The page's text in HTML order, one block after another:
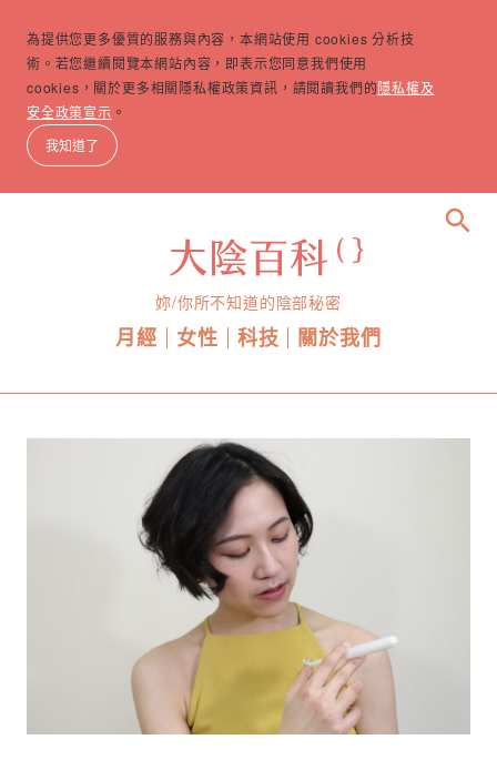
為提供您更多優質的服務與內容，本網站使用 cookies 分析技
術。若您繼續閱覽本網站內容，即表示您同意我們使用
cookies，關於更多相關隱私權政策資訊，請閱讀我們的隱私權及
安全政策宣示 。
我知道了
妳/你所不知道的陰部秘密
月經 女性 科技 關於我們
search